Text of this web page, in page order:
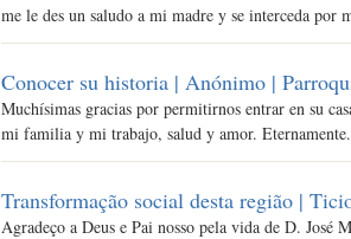
me le des un saludo a mi madre y se interceda por
Conocer su historia | Anónimo |
Muchísimas gracias por permitirnos entrar en su
mi familia y mi trabajo, salud y amor.
Transformação social desta região |
Agradeço a Deus e Pai nosso pela vida de D. José